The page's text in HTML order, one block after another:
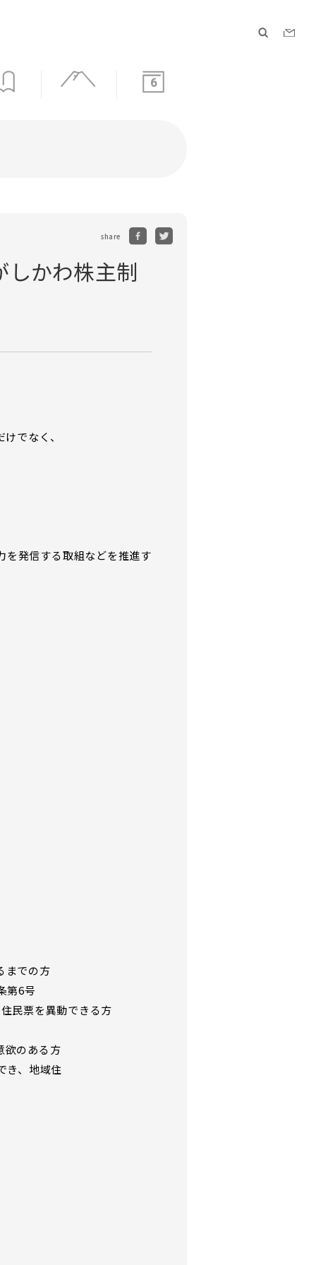
6
share
かわ株主制
でなく、
を発信する取組などを推進す
での方
第6号
民票を異動できる方
のある方
、地域住